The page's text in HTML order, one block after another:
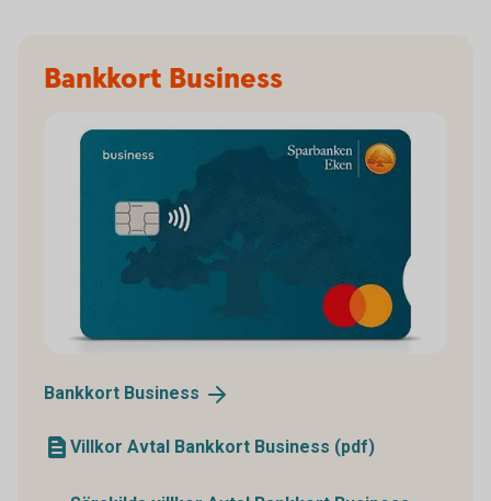
Bankkort Business
Bankkort Business
Villkor Avtal Bankkort Business (pdf)